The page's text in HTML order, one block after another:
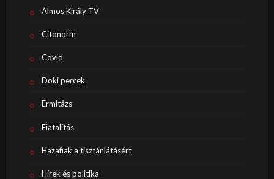
Álmos Király TV
Citonorm
Covid
Doki percek
Ermitázs
Fiatalítás
Hazafiak a tisztánlátásért
Hírek és politika